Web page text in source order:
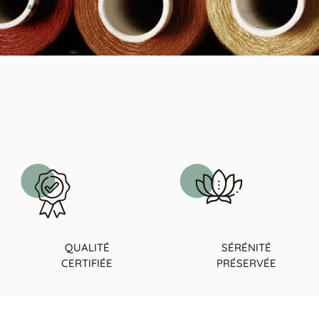
QUALITÉ
CERTIFIÉE
SÉRÉNITÉ
PRÉSERVÉE